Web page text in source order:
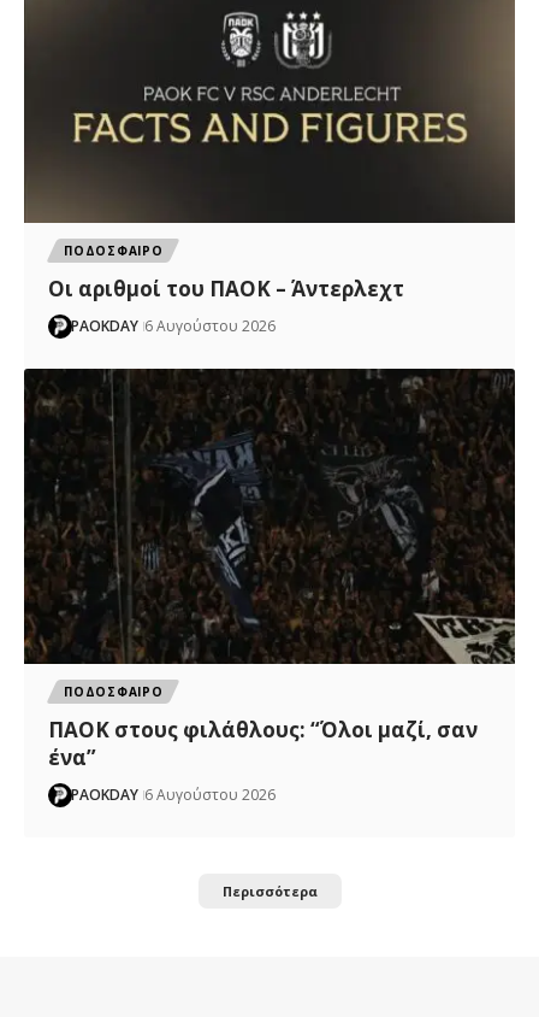
ΠΟΔΟΣΦΑΙΡΟ
Oι αριθμοί του ΠΑΟΚ – Άντερλεχτ
PAOKDAY 6 Αυγούστου 2026
ΠΟΔΟΣΦΑΙΡΟ
ΠΑΟΚ στους φιλάθλους: “Όλοι μαζί, σαν
ένα”
PAOKDAY 6 Αυγούστου 2026
Περισσότερα